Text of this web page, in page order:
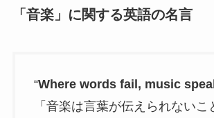
「音楽」に関する英語の名言
“Where words fail, music
「音楽は言葉が伝えられないこ